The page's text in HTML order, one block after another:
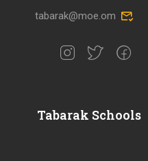
tabarak@moe.om
Tabarak Schools